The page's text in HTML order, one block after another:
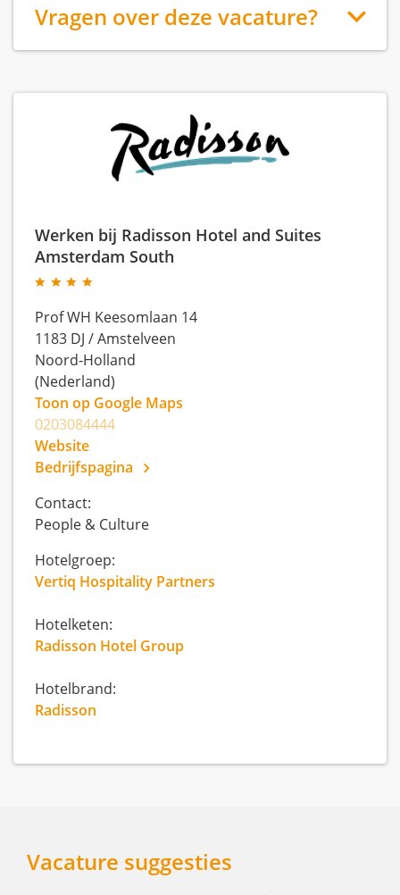
Vragen over deze vacature?
Werken bij Radisson Hotel and Suites
Amsterdam South
Prof WH Keesomlaan 14
1183 DJ /Amstelveen
Noord-Holland
(Nederland)
Toon op Google Maps
0203084444
Website
Bedrijfspagina
Contact:
People & Culture
Hotelgroep:
Vertiq Hospitality Partners
Hotelketen:
Radisson Hotel Group
Hotelbrand:
Radisson
Vacature suggesties